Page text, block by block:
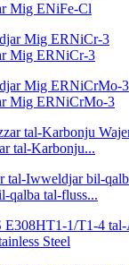
Mig ENiFe-Cl
Mig ERNiCr-3
Mig ERNiCrMo-3
tal-Karbonju...
tal-fluss...
Steel